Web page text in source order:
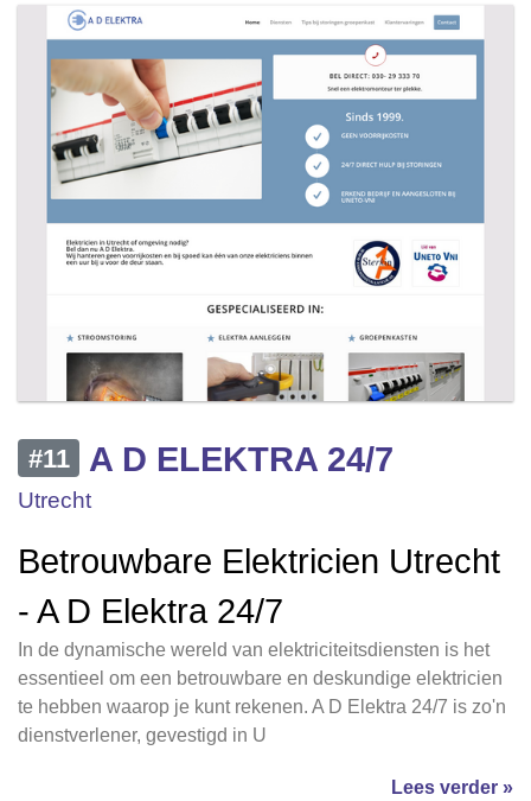
#11 A D ELEKTRA 24/7
Utrecht
Betrouwbare Elektricien Utrecht
- A D Elektra 24/7
In de dynamische wereld van elektriciteitsdiensten is het
essentieel om een betrouwbare en deskundige elektricien
te hebben waarop je kunt rekenen. A D Elektra 24/7 is zo'n
dienstverlener, gevestigd in U
Lees verder »